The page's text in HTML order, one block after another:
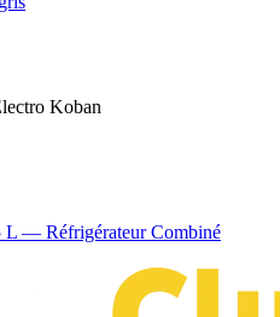
Koban
— Réfrigérateur Combiné